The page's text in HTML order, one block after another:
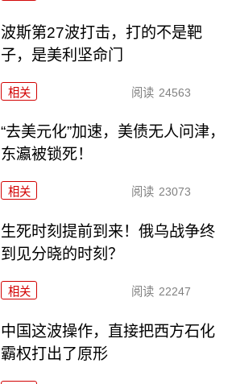
波斯第27波打击，打的不是靶
子，是美利坚命门
相关 阅读 24563
“去美元化”加速，美债无人问津，
东瀛被锁死！
相关 阅读 23073
生死时刻提前到来！俄乌战争终
到见分晓的时刻？
相关 阅读 22247
中国这波操作，直接把西方石化
霸权打出了原形